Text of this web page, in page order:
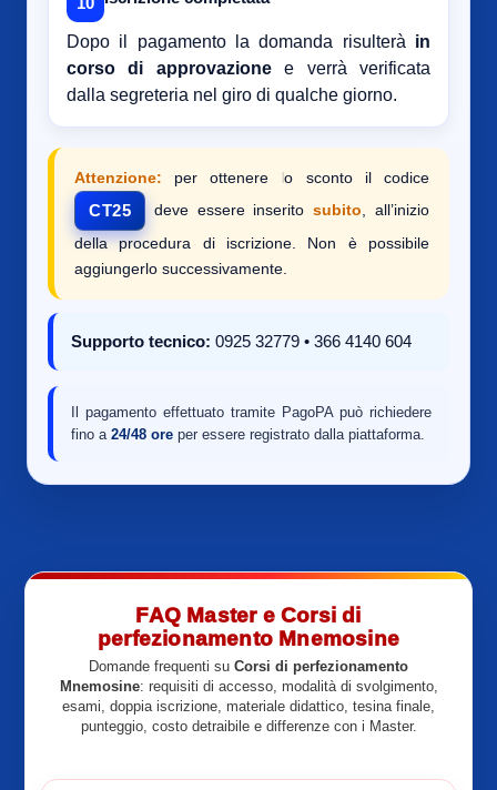
Dopo il pagamento la domanda risulterà in
corso di approvazionee verrà verificata
dalla segreteria nel giro di qualche giorno.
Attenzione: per ottenere lo sconto il codice
CT25 deve essere inseritosubito , all’inizio
della procedura di iscrizione. Non è possibile
aggiungerlo successivamente.
Supporto tecnico: 0925 32779 • 366 4140 604
Il pagamento effettuato tramite PagoPA può richiedere
fino a 24/48 ore per essere registrato dalla piattaforma.
FAQ Master e Corsi di
perfezionamento Mnemosine
Domande frequenti su Corsi di perfezionamento
Mnemosine: requisiti di accesso, modalità di svolgimento,
esami, doppia iscrizione, materiale didattico, tesina finale,
punteggio, costo detraibile e differenze con i Master.